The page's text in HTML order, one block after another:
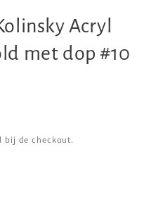
Acryl
met dop #10
bij de checkout.